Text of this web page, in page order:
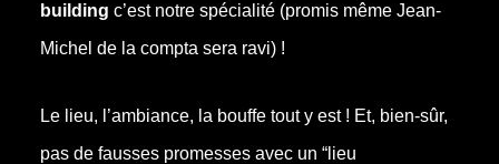
building c’est notre spécialité (promis même Jean-
Michel de la compta sera ravi) !
Le lieu, l’ambiance, la bouffe tout y est ! Et, bien-sûr,
pas de fausses promesses avec un “lieu